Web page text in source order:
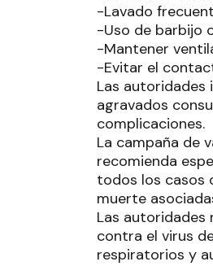
-Lavado
-Uso de barbijo
-Mantener
-Evitar el
Las autoridades
agravados
complicaciones.
La campaña de
recomienda
todos los casos
muerte
Las autoridades
contra el virus
respiratorios y